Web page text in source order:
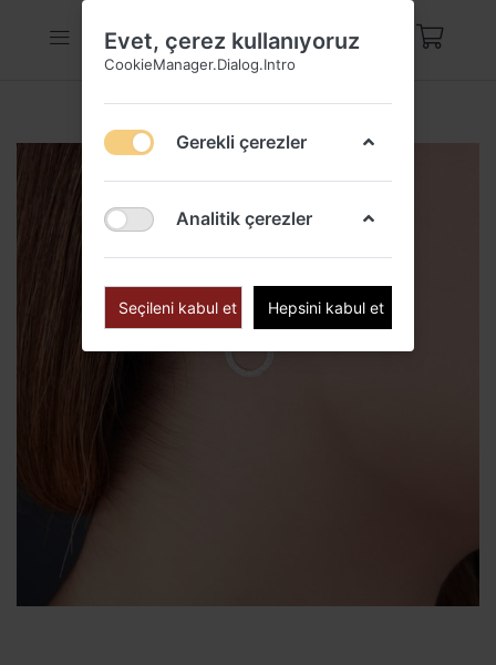
Evet, çerez kullanıyoruz
CookieManager.Dialog.Intro
Gerekli çerezler
Analitik çerezler
Seçileni kabul et Hepsini kabul et